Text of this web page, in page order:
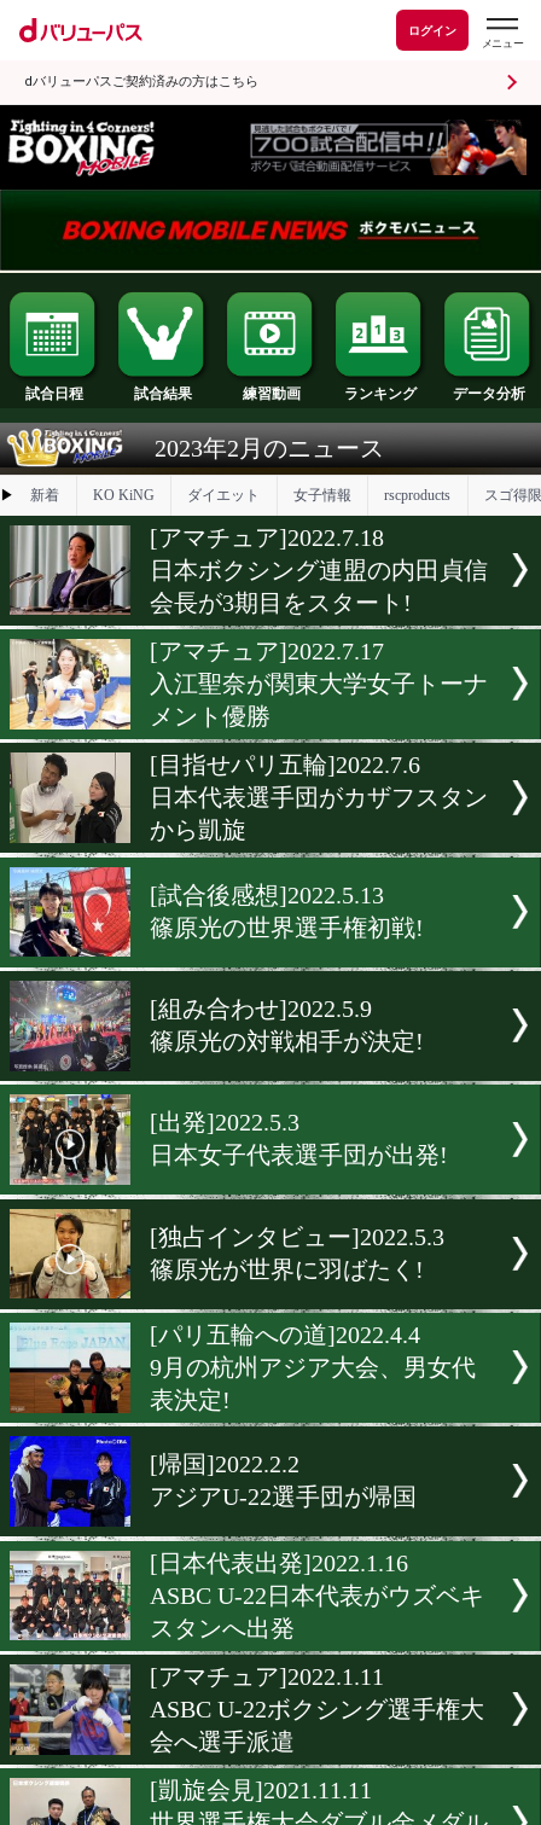
ログイン
dバリューパスご契約済みの方はこちら
試合日程 試合結果 練習動画 ランキング
2023年2月のニュース
新着 KO KiNG ダイエット 女子情報
[アマチュア]2022.7.18
日本ボクシング連盟の内田
会長が3期目をスタート!
[アマチュア]2022.7.17
入江聖奈が関東大学女子ト
メント優勝
[目指せパリ五輪]2022.7.6
日本代表選手団がカザフス
から凱旋
[試合後感想]2022.5.13
篠原光の世界選手権初戦!
篠原光の対戦相手が決定!
[出発]2022.5.3
日本女子代表選手団が出発!
[独占インタビュー]2022.5.3
篠原光が世界に羽ばたく!
[パリ五輪への道]2022.4.4
9月の杭州アジア大会、男
表決定!
[帰国]2022.2.2
アジアU-22選手団が帰国